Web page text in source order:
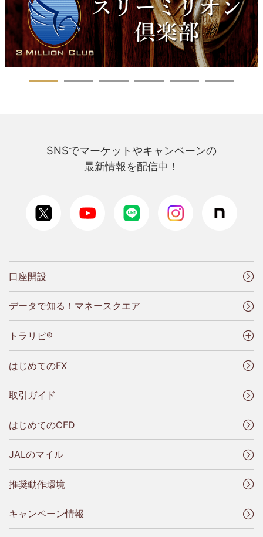
SNSでマーケットやキャンペーンの
最新情報を配信中！
口座開設
データで知る！マネースクエア
トラリピ®
はじめてのFX
取引ガイド
はじめてのCFD
JALのマイル
推奨動作環境
キャンペーン情報